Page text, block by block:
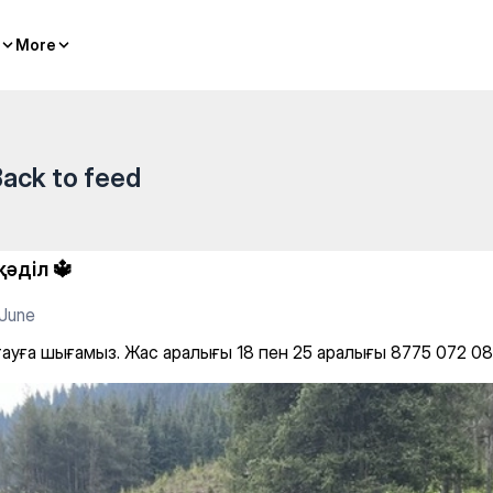
More
More 18 пен 25 аралығы
to feed
🔱
шығамыз. Жас аралығы 18 пен 25 аралығы 8775 072